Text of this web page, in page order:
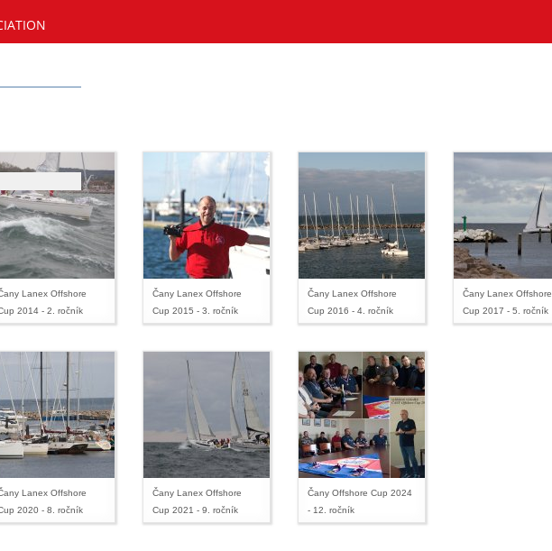
Lanex Offshore
2014 - 2. ročník
Čany Lanex Offshore
Cup 2015 - 3. ročník
Čany Lanex Offshore
Cup 2016 - 4. ročník
Čany Lanex Offshore
Cup 2017 - 5. ročník
Lanex Offshore
2020 - 8. ročník
Čany Lanex Offshore
Cup 2021 - 9. ročník
Čany Offshore Cup 2024
- 12. ročník